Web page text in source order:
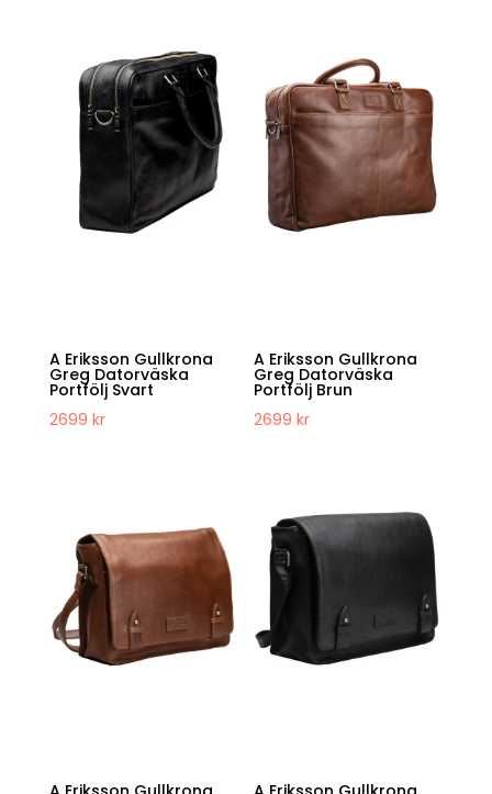
A Eriksson Gullkrona
Greg Datorväska
Portfölj Svart
2699 kr
A Eriksson Gullkrona
Greg Datorväska
Portfölj Brun
2699kr